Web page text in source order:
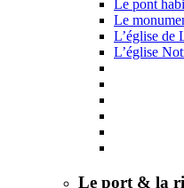
Le pont
Le
L’église de
L’église
Le port & la